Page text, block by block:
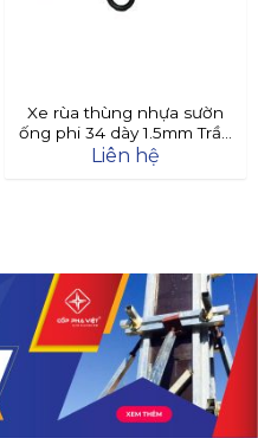
Xe rùa thùng nhựa sườn
ống phi 34 dày 1.5mm Trần
Đà
Liên hệ